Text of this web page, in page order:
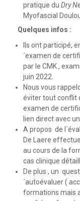
pratique du Dry
Myofascial
Quelques infos :
Ils ont participé,
´examen de
par le CMK ,
juin 2022.
Nous vous
éviter tout conflit
examen de
lien direct avec
A propos de
De Laere
au cours de la
cas clinique
De plus , un
´autoévaluer (
formations mais